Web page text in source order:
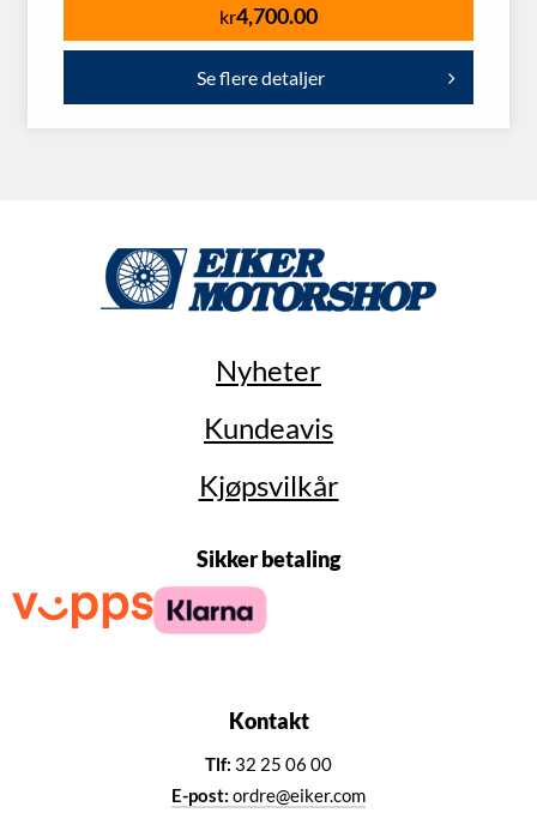
kr4,700.00
Se flere detaljer
Nyheter
Kundeavis
Kjøpsvilkår
Sikker betaling
Kontakt
Tlf: 32 25 06 00
E-post: ordre@eiker.com